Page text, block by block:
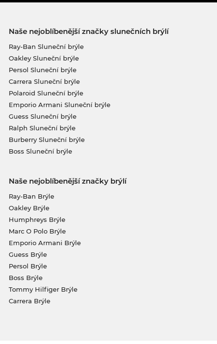
Naše nejoblíbenější značky slunečních brýlí
Ray-Ban Sluneční brýle
Oakley Sluneční brýle
Persol Sluneční brýle
Carrera Sluneční brýle
Polaroid Sluneční brýle
Emporio Armani Sluneční brýle
Guess Sluneční brýle
Ralph Sluneční brýle
Burberry Sluneční brýle
Boss Sluneční brýle
Naše nejoblíbenější značky brýlí
Ray-Ban Brýle
Oakley Brýle
Humphreys Brýle
Marc O Polo Brýle
Emporio Armani Brýle
Guess Brýle
Persol Brýle
Boss Brýle
Tommy Hilfiger Brýle
Carrera Brýle